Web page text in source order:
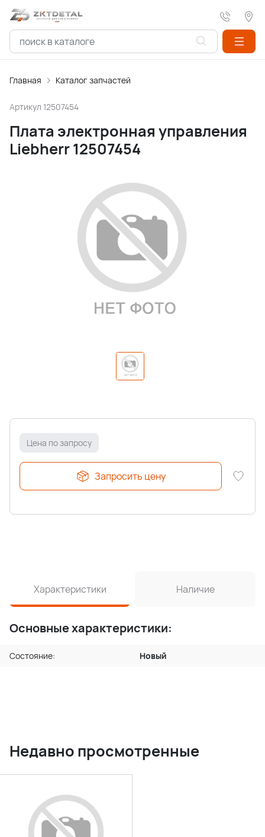
Главная Каталог запчастей
Артикул 12507454
Плата электронная управления
Liebherr 12507454
Цена по запросу
Запросить цену
Характеристики Наличие
Основные характеристики:
Состояние: Новый
Недавно просмотренные